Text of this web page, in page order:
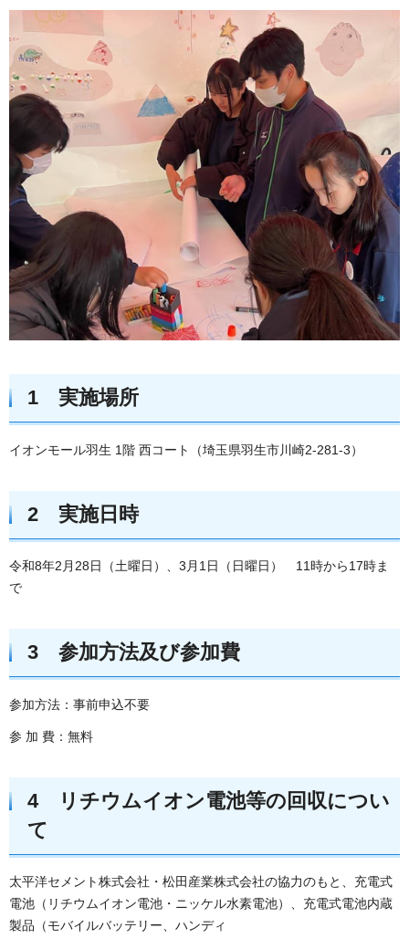
1 実施場所
イオンモール羽生 1階 西コート（埼玉県羽生市川崎2-281-3）
2 実施日時
令和8年2月28日（土曜日）、3月1日（日曜日） 11時から17時ま
で
3 参加方法及び参加費
参加方法：事前申込不要
参 加 費：無料
4 リチウムイオン電池等の回収につい
て
太平洋セメント株式会社・松田産業株式会社の協力のもと、充電式
電池（リチウムイオン電池・ニッケル水素電池）、充電式電池内蔵
製品（モバイルバッテリー、ハンディ